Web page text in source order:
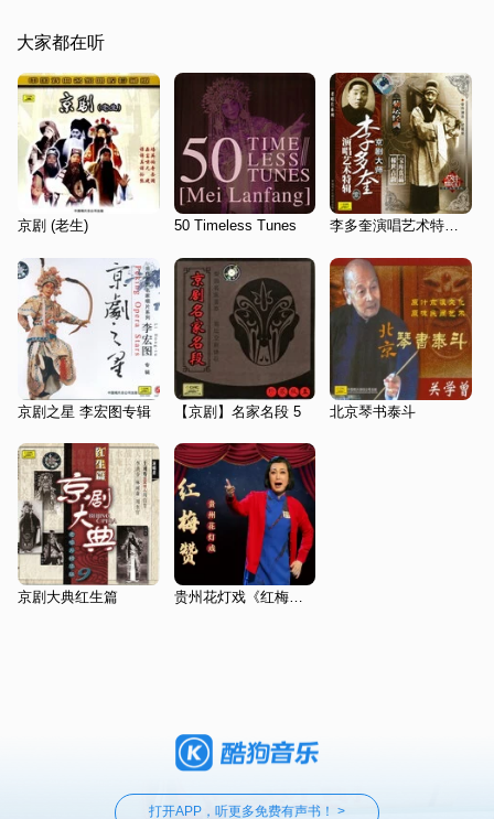
大家都在听
京剧 (老生) 50 Timeless Tunes 李多奎演唱艺术特辑·壹
京剧之星 李宏图专辑 【京剧】名家名段 5 北京琴书泰斗
京剧大典红生篇 贵州花灯戏《红梅赞》
打开APP，听更多免费有声书！ >